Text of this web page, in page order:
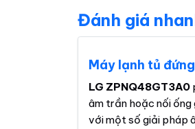
Đánh giá
Máy lạnh tủ
LG ZPNQ48GT3A0
âm trần hoặc nối ống
với một số giải pháp